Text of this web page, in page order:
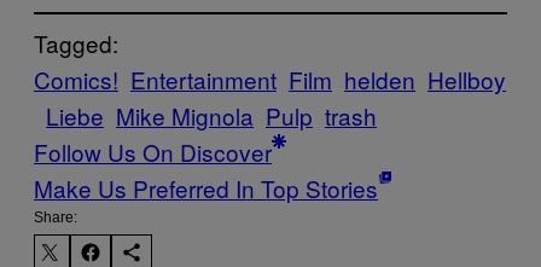
Tagged:
Comics! Entertainment Film helden Hellboy
Liebe Mike Mignola Pulp trash
Follow Us On Discover
Make Us Preferred In Top Stories
Share: